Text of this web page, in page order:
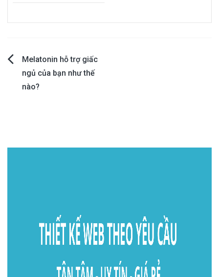
Post
navigation
Melatonin hỗ trợ giấc
ngủ của bạn như thế
nào?